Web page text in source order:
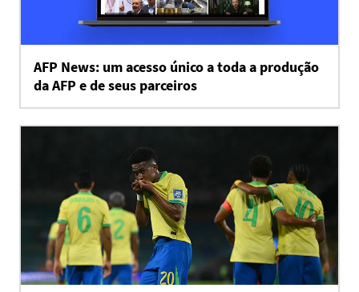
AFP News: um acesso único a toda a produção
da AFP e de seus parceiros